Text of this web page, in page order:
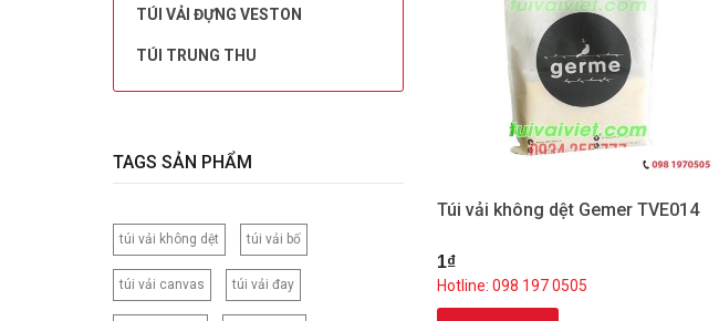
TÚI VẢI ĐỰNG VESTON
TÚI TRUNG THU
TAGS SẢN PHẨM
túi vải không dệt túi vải bố
túi vải canvas túi vải đay
Túi vải không dệt Gemer TVE014
1₫
Hotline: 098 197 0505